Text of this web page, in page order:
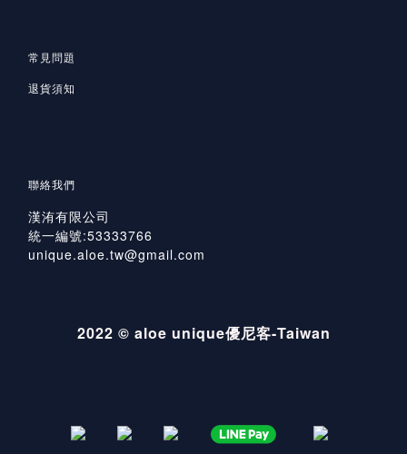
常見問題
退貨須知
聯絡我們
漢洧有限公司
統一編號:53333766
unique.aloe.tw@gmail.com
2022 © aloe unique優尼客-Taiwan